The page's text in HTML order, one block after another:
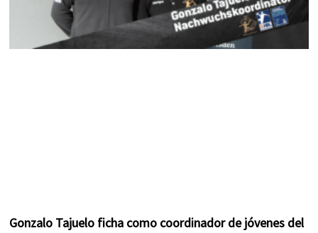
Gonzalo Tajuelo ficha como coordinador de jóvenes del